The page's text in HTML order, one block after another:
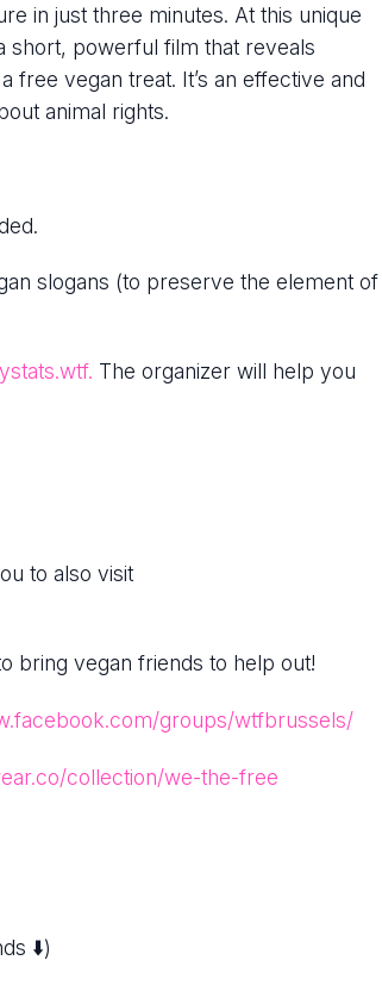
in just three minutes. At this unique
short, powerful film that reveals
vegan treat. It’s an effective and
animal rights.
slogans (to preserve the element of
The organizer will help you
to also visit
bring vegan friends to help out!
groups/wtfbrussels/
collection/we-the-free
⬇️)